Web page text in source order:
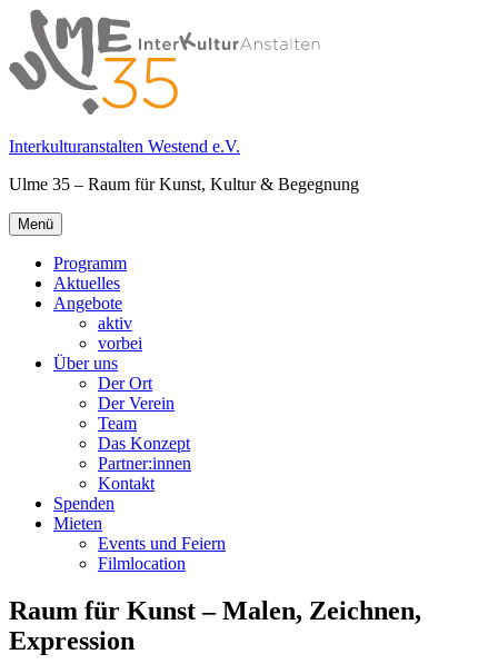
Springe
zum
Inhalt
Interkulturanstalten Westend e.V.
Ulme 35 – Raum für Kunst, Kultur & Begegnung
Primäres
Menü
Menü
Programm
Aktuelles
Angebote
aktiv
vorbei
Über uns
Der Ort
Der Verein
Team
Das Konzept
Partner:innen
Kontakt
Spenden
Mieten
Events und Feiern
Filmlocation
Raum für Kunst – Malen, Zeichnen,
Expression